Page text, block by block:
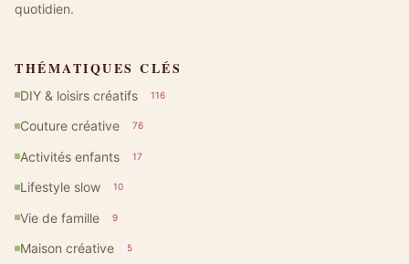
quotidien.
THÉMATIQUES CLÉS
DIY & loisirs créatifs 116
Couture créative 76
Activités enfants 17
Lifestyle slow 10
Vie de famille 9
Maison créative 5